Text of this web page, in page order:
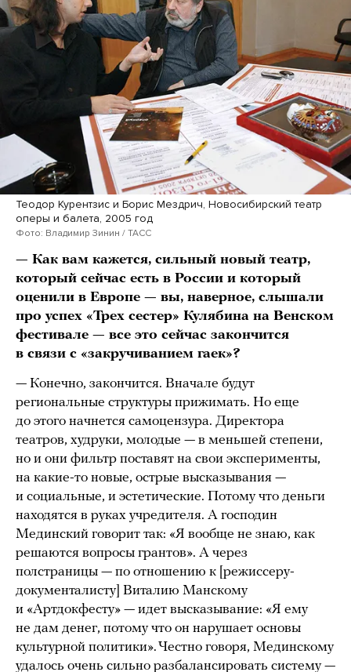
Теодор Курентзис и Борис Мездрич, Новосибирский театр
оперы и балета, 2005 год
Фото: Владимир Зинин / ТАСС
— Как вам кажется, сильный новый театр,
который сейчас есть в России и который
оценили в Европе — вы, наверное, слышали
про успех «Трех сестер» Кулябина на Венском
фестивале — все это сейчас закончится
в связи с «закручиванием гаек»?
— Конечно, закончится. Вначале будут
региональные структуры прижимать. Но еще
до этого начнется самоцензура. Директора
театров, худруки, молодые — в меньшей степени,
но и они фильтр поставят на свои эксперименты,
на какие-то новые, острые высказывания —
и социальные, и эстетические. Потому что деньги
находятся в руках учредителя. А господин
Мединский говорит так: «Я вообще не знаю, как
решаются вопросы грантов». А через
полстраницы — по отношению к [режиссеру-
документалисту] Виталию Манскому
и «Артдокфесту» — идет высказывание: «Я ему
не дам денег, потому что он нарушает основы
культурной политики». Честно говоря, Мединскому
удалось очень сильно разбалансировать систему —